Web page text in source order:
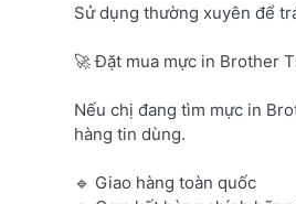
Sử dụng thường xuyên để
🚀 Đặt mua mực in Brother
Nếu chị đang tìm mực in
hàng tin dùng.
🔹 Giao hàng toàn quốc